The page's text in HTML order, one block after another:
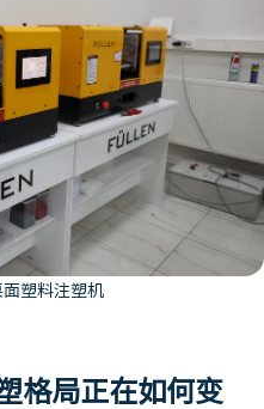
塑料注塑机
格局正在如何变